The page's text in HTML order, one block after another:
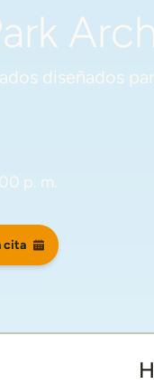
diseñados
p. m.
cita